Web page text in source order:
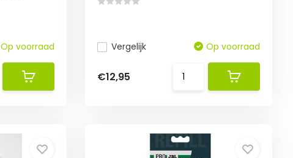
Op voorraad Vergelijk Op voorraad
€12,95